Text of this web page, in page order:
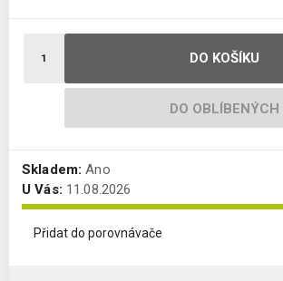
DO KOŠÍKU
DO OBLÍBENÝCH
Skladem: Ano
U Vás: 11.08.2026
Přidat do porovnávače